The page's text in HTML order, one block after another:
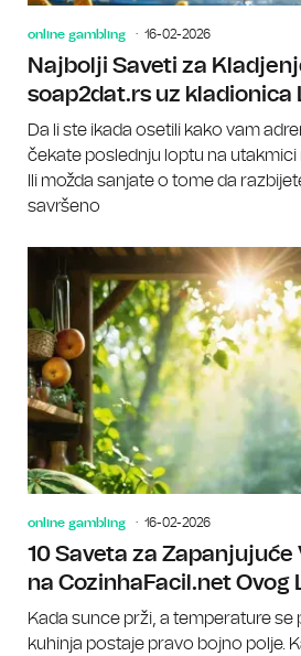
online gambling 16-02-2026
Najbolji Saveti za
soap2dat.rs uz kladionica
Da li ste ikada osetili kako vam
čekate poslednju loptu na utakmici
Ili možda sanjate o tome da
savršeno
online gambling 16-02-2026
10 Saveta za Zapanjujuće
na CozinhaFacil.net Ovog
Kada sunce prži, a temperature se
kuhinja postaje pravo bojno polje.